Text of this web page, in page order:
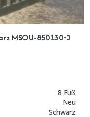
MSOU-850130-0
8 Fuß
Neu
Schwarz